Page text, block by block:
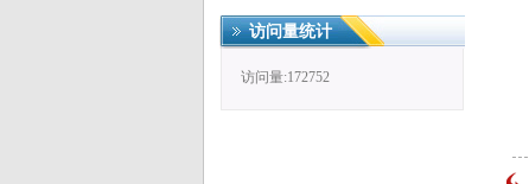
访问量统计
访问量:172752